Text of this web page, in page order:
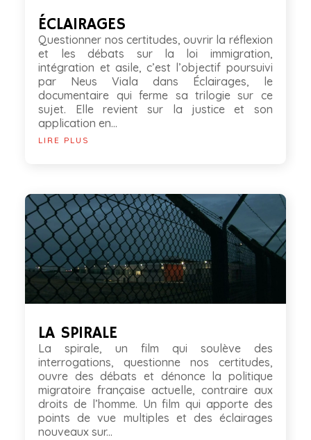
ÉCLAIRAGES
Questionner nos certitudes, ouvrir la réflexion
et les débats sur la loi immigration,
intégration et asile, c’est l’objectif poursuivi
par Neus Viala dans Éclairages, le
documentaire qui ferme sa trilogie sur ce
sujet. Elle revient sur la justice et son
application en...
LIRE PLUS
LA SPIRALE
La spirale, un film qui soulève des
interrogations, questionne nos certitudes,
ouvre des débats et dénonce la politique
migratoire française actuelle, contraire aux
droits de l’homme. Un film qui apporte des
points de vue multiples et des éclairages
nouveaux sur...